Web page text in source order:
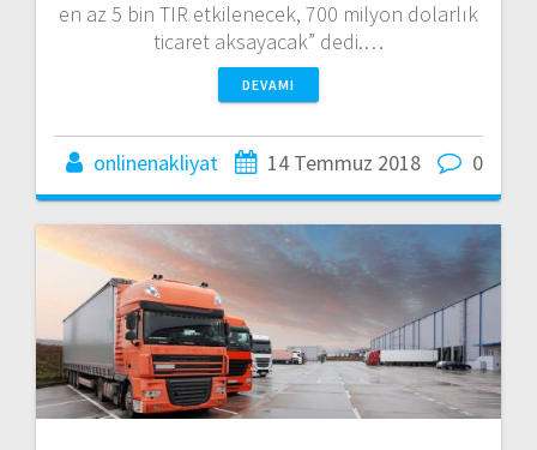
en az 5 bin TIR etkilenecek, 700 milyon dolarlık
ticaret aksayacak” dedi.…
DEVAMI
onlinenakliyat 14 Temmuz 2018 0